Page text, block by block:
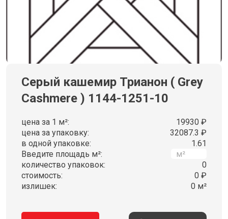
Серый кашемир Трианон ( Grey
Cashmere ) 1144-1251-10
цена за 1 м²:
19930 ₽
цена за упаковку:
32087.3 ₽
в одной упаковке:
1.61
Введите площадь м²:
количество упаковок:
0
стоимость:
0 ₽
излишек:
0 м²